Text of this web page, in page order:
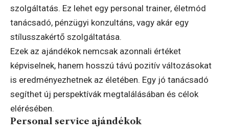
szolgáltatás. Ez lehet egy personal trainer, életmód
tanácsadó, pénzügyi konzultáns, vagy akár egy
stílusszakértő szolgáltatása.
Ezek az ajándékok nemcsak azonnali értéket
képviselnek, hanem hosszú távú pozitív változásokat
is eredményezhetnek az életében. Egy jó tanácsadó
segíthet új perspektívák megtalálásában és célok
elérésében.
Personal service ajándékok